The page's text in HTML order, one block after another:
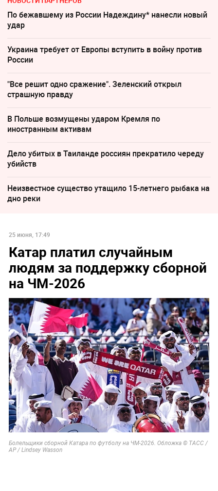
По бежавшему из России Надеждину* нанесли новый
удар
Украина требует от Европы вступить в войну против
России
"Все решит одно сражение". Зеленский открыл
страшную правду
В Польше возмущены ударом Кремля по
иностранным активам
Дело убитых в Таиланде россиян прекратило череду
убийств
Неизвестное существо утащило 15-летнего рыбака на
дно реки
25 июня, 17:49
Катар платил случайным
людям за поддержку сборной
на ЧМ-2026
Болельщики сборной Катара по футболу на ЧМ-2026. Обложка © ТАСС /
AP / Lindsey Wasson